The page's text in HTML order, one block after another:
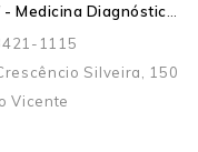
MDV - Medicina Diagnóstica Vida
1115
Silveira, 150
Vicente